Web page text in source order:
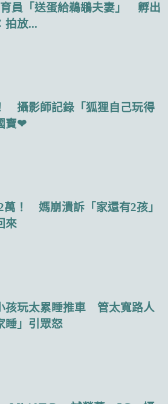
員「送蛋給鵜鶘夫妻」 孵出
拍放...
攝影師記錄「狐狸自己玩得
寶❤
！ 媽崩潰訴「家還有2孩」
來
孩玩太累睡推車 管太寬路人
睡」引眾怒